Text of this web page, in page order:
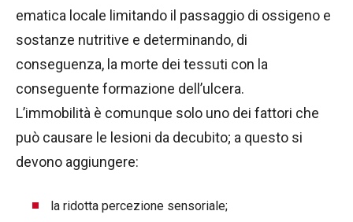
ematica locale limitando il passaggio di ossigeno e
sostanze nutritive e determinando, di
conseguenza, la morte dei tessuti con la
conseguente formazione dell’ulcera.
L’immobilità è comunque solo uno dei fattori che
può causare le lesioni da decubito; a questo si
devono aggiungere:
la ridotta percezione sensoriale;